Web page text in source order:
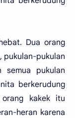
Dua orang
pukulan-pukulan
semua pukulan
berkerudung
kakek itu
heran karena